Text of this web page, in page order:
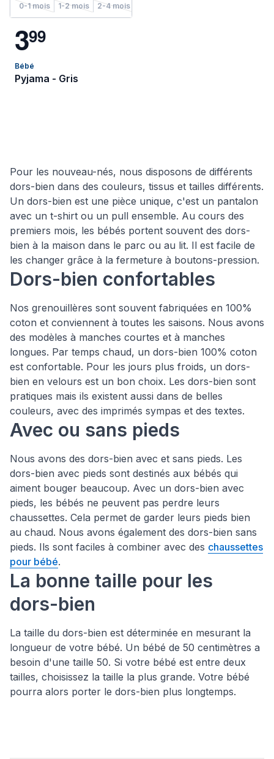
0-1 mois 1-2 mois 2-4 mois
399
Bébé
Pyjama - Gris
Pour les nouveau-nés, nous disposons de différents
dors-bien dans des couleurs, tissus et tailles différents.
Un dors-bien est une pièce unique, c'est un pantalon
avec un t-shirt ou un pull ensemble. Au cours des
premiers mois, les bébés portent souvent des dors-
bien à la maison dans le parc ou au lit. Il est facile de
les changer grâce à la fermeture à boutons-pression.
Dors-bien confortables
Nos grenouillères sont souvent fabriquées en 100%
coton et conviennent à toutes les saisons. Nous avons
des modèles à manches courtes et à manches
longues. Par temps chaud, un dors-bien 100% coton
est confortable. Pour les jours plus froids, un dors-
bien en velours est un bon choix. Les dors-bien sont
pratiques mais ils existent aussi dans de belles
couleurs, avec des imprimés sympas et des textes.
Avec ou sans pieds
Nous avons des dors-bien avec et sans pieds. Les
dors-bien avec pieds sont destinés aux bébés qui
aiment bouger beaucoup. Avec un dors-bien avec
pieds, les bébés ne peuvent pas perdre leurs
chaussettes. Cela permet de garder leurs pieds bien
au chaud. Nous avons également des dors-bien sans
pieds. Ils sont faciles à combiner avec des chaussettes
pour bébé.
La bonne taille pour les
dors-bien
La taille du dors-bien est déterminée en mesurant la
longueur de votre bébé. Un bébé de 50 centimètres a
besoin d'une taille 50. Si votre bébé est entre deux
tailles, choisissez la taille la plus grande. Votre bébé
pourra alors porter le dors-bien plus longtemps.